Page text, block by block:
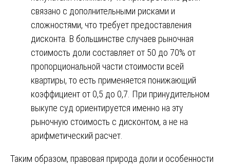
связано с дополнительными рисками и
сложностями, что требует предоставления
дисконта. В большинстве случаев рыночная
стоимость доли составляет от 50 до 70% от
пропорциональной части стоимости всей
квартиры, то есть применяется понижающий
коэффициент от 0,5 до 0,7. При принудительном
выкупе суд ориентируется именно на эту
рыночную стоимость с дисконтом, а не на
арифметический расчет.
Таким образом, правовая природа доли и особенности